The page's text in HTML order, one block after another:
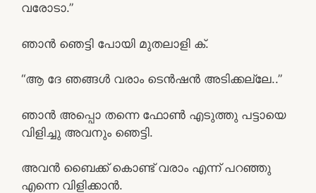
വരോടാ.”
ഞാൻ ഞെട്ടി പോയി മുതലാളി ക്.
“ആ ദേ ഞങ്ങൾ വരാം ടെൻഷൻ അടിക്കല്ലേ..”
ഞാൻ അപ്പൊ തന്നെ ഫോൺ എടുത്തു പട്ടായെ
വിളിച്ചു അവനും ഞെട്ടി.
അവൻ ബൈക്ക് കൊണ്ട് വരാം എന്ന് പറഞ്ഞു
എന്നെ വിളിക്കാൻ.